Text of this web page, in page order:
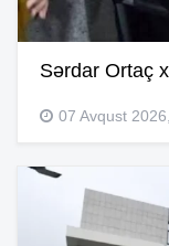
Sərdar Ortaç
07 Avqust